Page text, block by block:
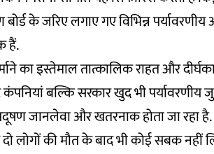
के जरिए लगाए गए विभिन्न पर्यावरणीय
हैं.
का इस्तेमाल तात्कालिक राहत और
बल्कि सरकार खुद भी पर्यावरणीय
जानलेवा और खतरनाक होता जा रहा है.
लोगों की मौत के बाद भी कोई सबक नहीं